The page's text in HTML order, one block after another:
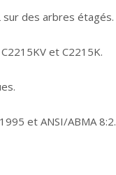
des arbres étagés.
et C2215K.
et ANSI/ABMA 8:2.